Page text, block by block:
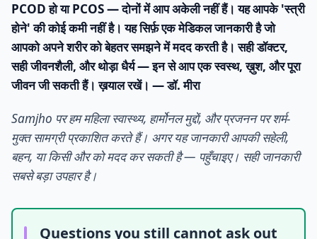
PCOD हो या PCOS — दोनों में आप अकेली नहीं हैं। यह आपके 'स्त्री
होने' की कोई कमी नहीं है। यह सिर्फ़ एक मेडिकल जानकारी है जो
आपको अपने शरीर को बेहतर समझने में मदद करती है। सही डॉक्टर,
सही जीवनशैली, और थोड़ा धैर्य — इन से आप एक स्वस्थ, ख़ुश, और पूरा
जीवन जी सकती हैं। ख़याल रखें। — डॉ. मीरा
Samjho पर हम महिला स्वास्थ्य, हार्मोनल मुद्दों, और प्रजनन पर शर्म-
मुक्त सामग्री प्रकाशित करते हैं। अगर यह जानकारी आपकी सहेली,
बहन, या किसी और को मदद कर सकती है — पहुँचाइए। सही जानकारी
सबसे बड़ा उपहार है।
Questions you still cannot ask out